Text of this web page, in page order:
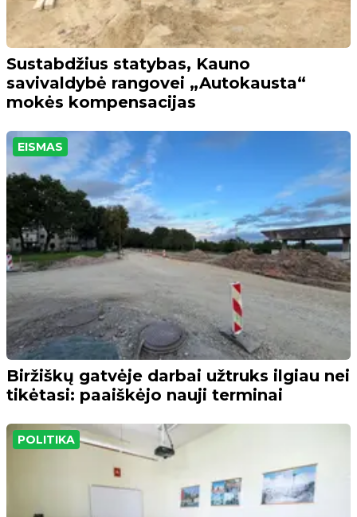
Sustabdžius statybas, Kauno
savivaldybė rangovei „Autokausta“
mokės kompensacijas
EISMAS
Biržiškų gatvėje darbai užtruks ilgiau nei
tikėtasi: paaiškėjo nauji terminai
POLITIKA